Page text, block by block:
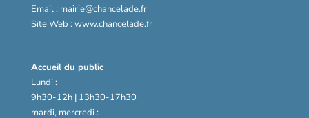
Email : mairie@chancelade.fr
Site Web : www.chancelade.fr
Accueil du public
Lundi :
9h30-12h | 13h30-17h30
mardi, mercredi :